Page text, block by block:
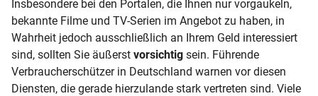
Insbesondere bei den Portalen, die Ihnen nur vorgaukeln,
bekannte Filme und TV-Serien im Angebot zu haben, in
Wahrheit jedoch ausschließlich an Ihrem Geld interessiert
sind, sollten Sie äußerst vorsichtig sein. Führende
Verbraucherschützer in Deutschland warnen vor diesen
Diensten, die gerade hierzulande stark vertreten sind. Viele